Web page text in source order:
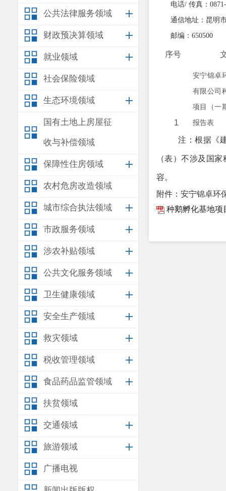
公共法律服务领域
财政预决算领域
就业领域
社会保险领域
生态环境领域
国有土地上房屋征
收与补偿领域
保障性住房领域
农村危房改造领域
城市综合执法领域
市政服务领域
涉农补贴领域
公共文化服务领域
卫生健康领域
安全生产领域
救灾领域
税收管理领域
食品药品监管领域
扶贫领域
交通领域
旅游领域
广播电视
电话/ 传真：
通信地址：昆明
邮编： 650500
序号
1
安宁锦卓
有限公司
项目（一
报告表
注：根据《
（表）不涉及国
容。
附件：安宁锦卓环
种鹅孵化基地项